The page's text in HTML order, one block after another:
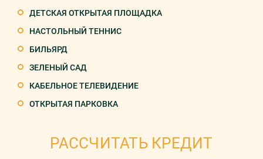
ДЕТСКАЯ ОТКРЫТАЯ ПЛОЩАДКА
НАСТОЛЬНЫЙ ТЕННИС
БИЛЬЯРД
ЗЕЛЕНЫЙ САД
КАБЕЛЬНОЕ ТЕЛЕВИДЕНИЕ
ОТКРЫТАЯ ПАРКОВКА
РАССЧИТАТЬ КРЕДИТ